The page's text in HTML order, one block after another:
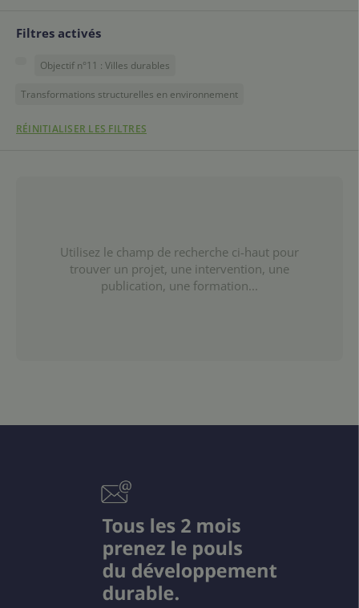
Filtres activés
Objectif n°11 : Villes durables
Transformations structurelles en environnement
RÉINITIALISER LES FILTRES
Utilisez le champ de recherche ci-haut pour
trouver un projet, une intervention, une
publication, une formation...